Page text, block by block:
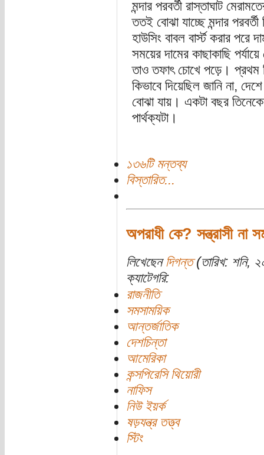
মন্দার পরবর্তী রাস্তাঘাট
ততই বোঝা যাচ্ছে মন্দার
হাউসিং বাবল বার্স্ট করার পরে
সময়ের দামের কাছাকাছি
তাও তফাৎ চোখে পড়ে। প্রথম
কিভাবে দিয়েছিল জানি না,
বোঝা যায়। একটা বছর
পার্থক্যটা।
১৩৬টি মন্তব্য
বিস্তারিত...
অপরাধী কে? সন্ত্রাসী না
লিখেছেন দিগন্ত(তারিখ: শনি,
ক্যাটেগরি:
রাজনীতি
সমসাময়িক
আন্তর্জাতিক
দেশচিন্তা
আমেরিকা
কন্সপিরেসি থিয়োরী
নাফিস
নিউ ইয়র্ক
ষড়যন্ত্র তত্ত্ব
স্টিং